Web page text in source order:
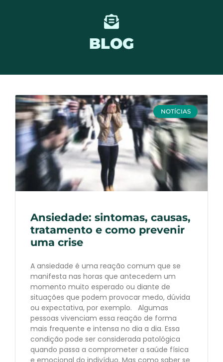
BLOG
NOTÍCIAS
Ansiedade: sintomas, causas,
tratamento e como prevenir
uma crise
A ansiedade é uma reação comum que se
manifesta nas horas que antecedem um
momento muito esperado ou diante de
situações que podem provocar medo, dúvida
ou expectativa, por exemplo. Algumas
pessoas vivenciam essa reação de forma
mais frequente e intensa no dia a dia. Essa
condição pode ser considerada patológica
quando passa a comprometer a saúde física
e emocional do indivíduo. Mas como saber se